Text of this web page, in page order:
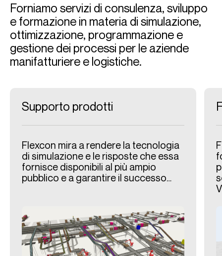
Forniamo servizi di consulenza, sviluppo
e formazione in materia di simulazione,
ottimizzazione, programmazione e
gestione dei processi per le aziende
manifatturiere e logistiche.
Supporto prodotti
Flexcon mira a rendere la tecnologia
di simulazione e le risposte che essa
fornisce disponibili al più ampio
pubblico e a garantire il successo…